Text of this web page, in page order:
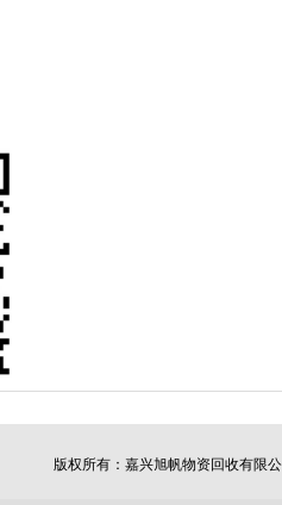
版权所有： 嘉兴旭帆物资回收有限